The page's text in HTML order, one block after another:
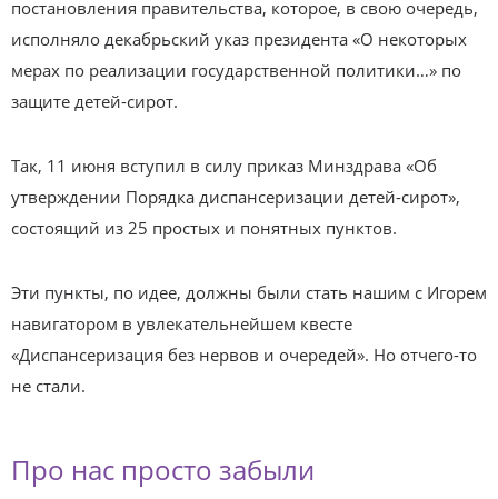
постановления правительства, которое, в свою очередь,
исполняло декабрьский указ президента «О некоторых
мерах по реализации государственной политики…» по
защите детей-сирот.
Так, 11 июня вступил в силу приказ Минздрава «Об
утверждении Порядка диспансеризации детей-сирот»,
состоящий из 25 простых и понятных пунктов.
Эти пункты, по идее, должны были стать нашим с Игорем
навигатором в увлекательнейшем квесте
«Диспансеризация без нервов и очередей». Но отчего-то
не стали.
Про нас просто забыли